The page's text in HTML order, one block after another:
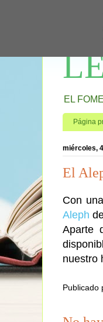
EL
Página
miércoles,
El
Con una
Aleph
Aparte
nuestro
Publicado